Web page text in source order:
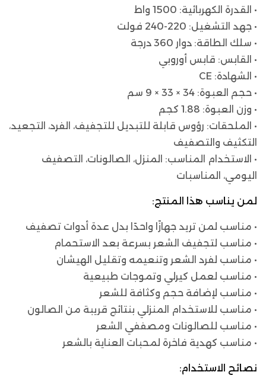
• القدرة الكهربائية: 1500 واط
• جهد التشغيل: 220-240 فولت
• سلك الطاقة: دوار 360 درجة
• القابس: قابس أوروبي
• الشهادة: CE
• حجم العبوة: 34 × 33 × 9 سم
• وزن العبوة: 1.88 كجم
• الملحقات: رؤوس قابلة للتبديل للتجفيف، الفرد، التجعيد،
التكثيف والتصفيف
• الاستخدام المناسب: المنزل، الصالونات، التصفيف
اليومي، المناسبات
لمن يناسب هذا المنتج:
• مناسب لمن تريد جهازًا واحدًا بدل عدة أدوات تصفيف
• مناسب لتجفيف الشعر بسرعة بعد الاستحمام
• مناسب لفرد الشعر وتنعيمه وتقليل الهيشان
• مناسب لعمل كيرلي وتموجات طبيعية
• مناسب لإضافة حجم وكثافة للشعر
• مناسب للاستخدام المنزلي بنتائج قريبة من الصالون
• مناسب للصالونات ومصففي الشعر
• مناسب كهدية فاخرة لمحبات العناية بالشعر
نصائح الاستخدام: